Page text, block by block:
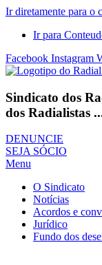
Ir diretamente para o
Ir para
Facebook Instagram
Sindicato dos
dos Radialistas
DENUNCIE
SEJA SÓCIO
Menu
O Sindicato
Notícias
Acordos e
Jurídico
Fundo dos